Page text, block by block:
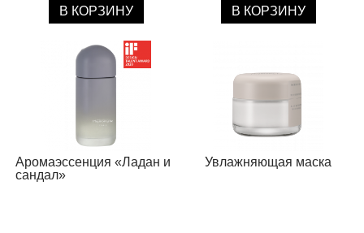
В КОРЗИНУ В КОРЗИНУ
Аромаэссенция «Ладан и
сандал»
Увлажняющая маска